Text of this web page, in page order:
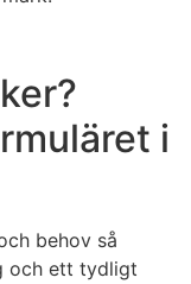
i
behov så
och ett tydligt